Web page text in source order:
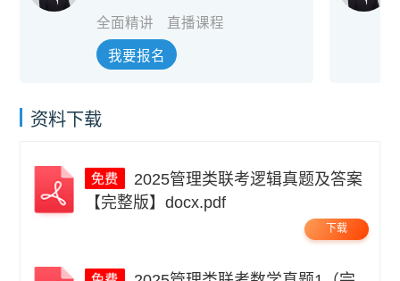
全面精讲 直播课程
我要报名
资料下载
【完整版】docx.pdf
下载